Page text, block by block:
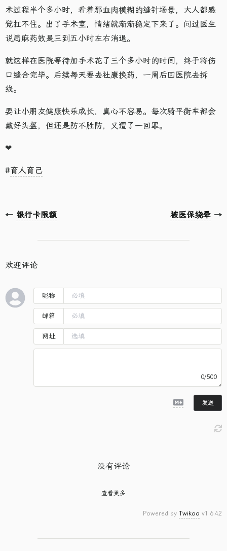
术过程半个多小时，看着那血肉模糊的缝针场景，大人都感
觉扛不住。出了手术室，情绪就渐渐稳定下来了。问过医生
说局麻药效是三到五小时左右消退。
就这样在医院等待加手术花了三个多小时的时间，终于将伤
口缝合完毕。后续每天要去社康换药，一周后回医院去拆
线。
要让小朋友健康快乐成长，真心不容易。每次骑平衡车都会
戴好头盔，但还是防不胜防，又遭了一回罪。
❤
#育人育己
← 银行卡限额 被医保绕晕 →
欢迎评论
昵称
邮箱
网址
0/500
发送
没有评论
查看更多
Powered by Twikoo v1.6.42